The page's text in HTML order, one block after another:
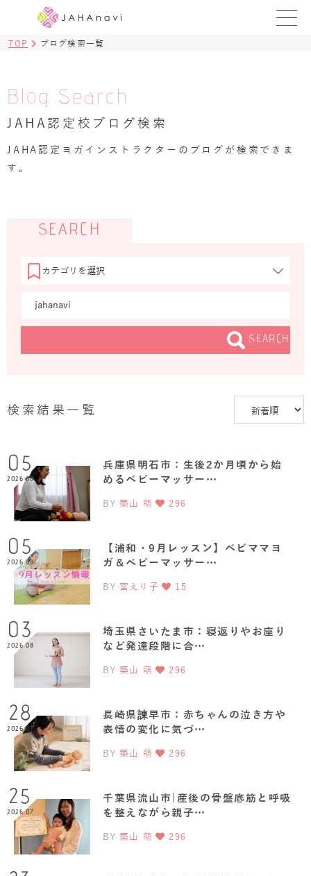
BLOG
ヨガ資格講座 ›
TOP ブログ検索一覧
Blog Search
JAHA認定校ブログ検索
JAHA認定ヨガインストラクターのブログが検索できま
す。
SEARCH
SEARCH
検索結果一覧
05
2026.08
兵庫県明石市：生後2か月頃から始
めるベビーマッサー…
BY 築山 萌 296
05
2026.08
【浦和・9月レッスン】ベビママヨ
ガ＆ベビーマッサー…
BY 宮えり子 15
03
2026.08
埼玉県さいたま市：寝返りやお座り
など発達段階に合…
BY 築山 萌 296
28
2026.07
長崎県諫早市：赤ちゃんの泣き方や
表情の変化に気づ…
BY 築山 萌 296
25
2026.07
千葉県流山市|産後の骨盤底筋と呼吸
を整えながら親子…
BY 築山 萌 296